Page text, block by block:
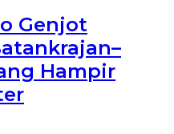
Genjot
Hampir